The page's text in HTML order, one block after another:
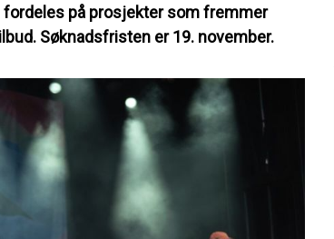
fordeles på prosjekter som fremmer
Søknadsfristen er 19. november.